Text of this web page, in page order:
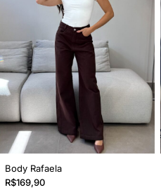
Body Rafaela
R$169,90